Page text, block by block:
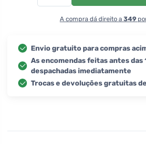
A compra dá direito a 349
Envio gratuito para compras
As encomendas feitas antes das
despachadas imediatamente
Trocas e devoluções gratuitas